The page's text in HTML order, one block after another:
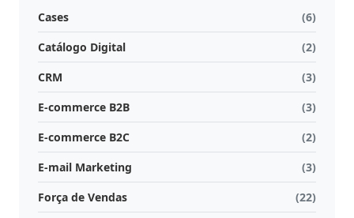
Cases
(6)
Catálogo Digital
(2)
CRM
(3)
E-commerce B2B
(3)
E-commerce B2C
(2)
E-mail Marketing
(3)
Força de Vendas
(22)